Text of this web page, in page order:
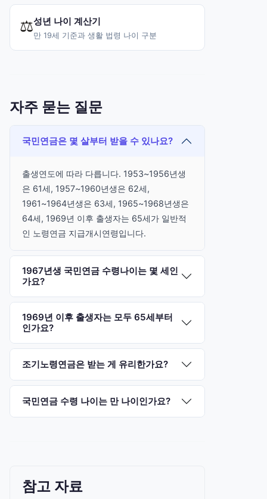
⚖성년 나이 계산기
만 19세 기준과 생활 법령 나이 구분
자주 묻는 질문
국민연금은 몇 살부터 받을 수 있나요?
출생연도에 따라 다릅니다. 1953~1956년생
은 61세, 1957~1960년생은 62세,
1961~1964년생은 63세, 1965~1968년생은
64세, 1969년 이후 출생자는 65세가 일반적
인 노령연금 지급개시연령입니다.
1967년생 국민연금 수령나이는 몇 세인
가요?
1969년 이후 출생자는 모두 65세부터
인가요?
조기노령연금은 받는 게 유리한가요?
국민연금 수령 나이는 만 나이인가요?
참고 자료